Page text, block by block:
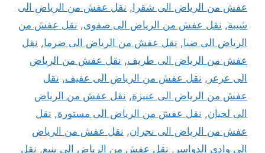
عفش من الرياض الى شقرا, نقل عفش من الرياض الى
شيبة, نقل عفش من الرياض الى صفوى, نقل عفش من
الرياض الى ضبا, نقل عفش من الرياض الى ضرما, نقل
عفش من الرياض الى طريف, نقل عفش من الرياض
الى عرعر , نقل عفش من الرياض الى عفيف, نقل
عفش من الرياض الى عنيزة, نقل عفش من الرياض
الى لحيان, نقل عفش من الرياض الى مستورة, نقل
عفش من الرياض الى نجران, نقل عفش من الرياض
الى وادي الدواسر , نقل عفش من الرياض الى ينبع, نقل